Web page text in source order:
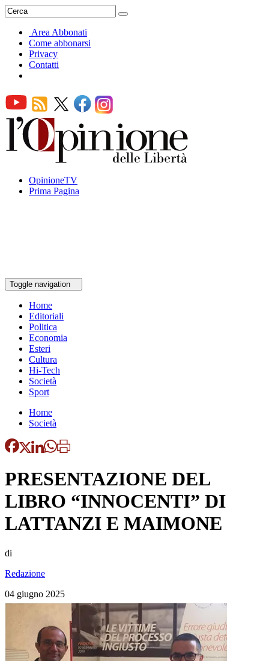
Area Abbonati
Come abbonarsi
Privacy
Contatti
OpinioneTV
Prima Pagina
Toggle navigation
Home
Editoriali
Politica
Economia
Esteri
Cultura
Hi-Tech
Società
Sport
Home
Società
PRESENTAZIONE DEL
LIBRO “INNOCENTI” DI
LATTANZI E MAIMONE
di
Redazione
04 giugno 2025